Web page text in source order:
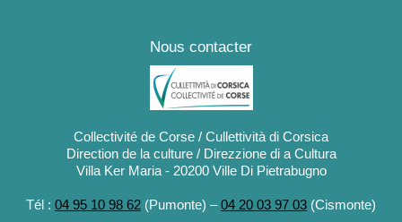
Nous contacter
Collectivité de Corse / Cullettività di Corsica
Direction de la culture / Direzzione di a Cultura
Villa Ker Maria - 20200 Ville Di Pietrabugno
Tél : 04 95 10 98 62 (Pumonte) –04 20 03 97 03 (Cismonte)